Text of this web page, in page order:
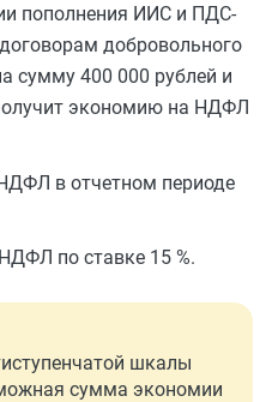
пополнения ИИС и ПДС-
добровольного
сумму 400 000 рублей и
экономию на НДФЛ
в отчетном периоде
по ставке 15 %.
шкалы
сумма экономии